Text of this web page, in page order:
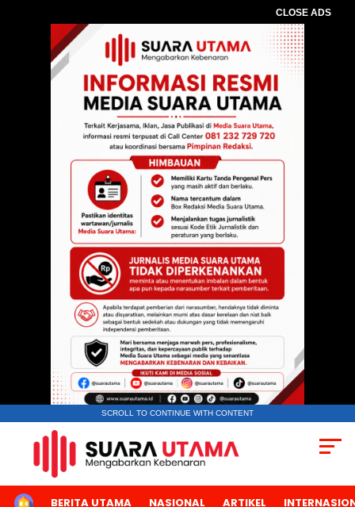
CLOSE ADS
SCROLL TO CONTINUE WITH CONTENT
HOMEBERITA UTAMA NASIONAL ARTIKEL